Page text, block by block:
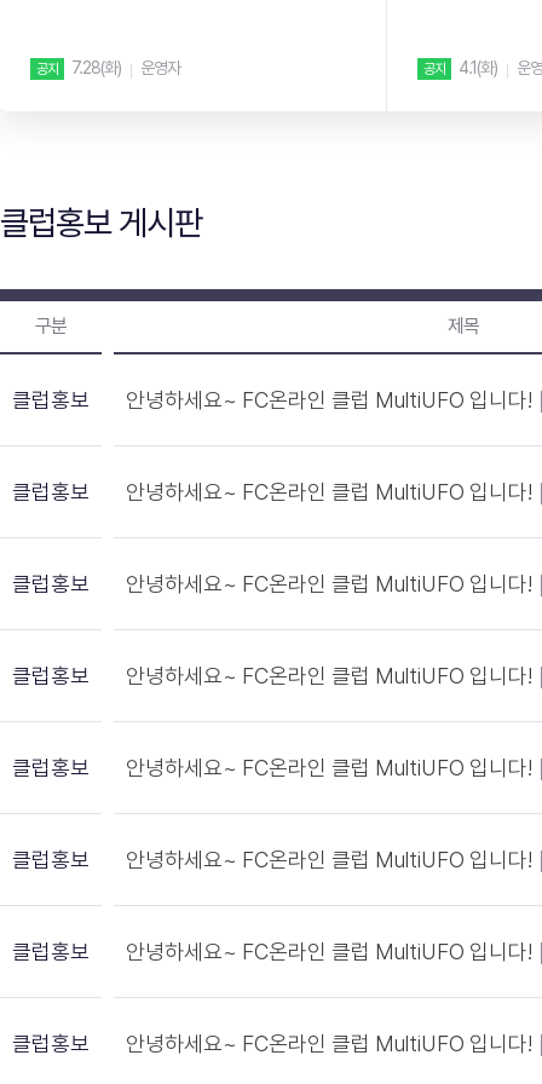
공지 7.28(화) 운영자 공지 4.1(화) 운
클럽홍보 게시판
구분 제목
클럽홍보 안녕하세요~ FC온라인 클럽 MultiUFO 입니다!
클럽홍보 안녕하세요~ FC온라인 클럽 MultiUFO 입니다!
클럽홍보 안녕하세요~ FC온라인 클럽 MultiUFO 입니다!
클럽홍보 안녕하세요~ FC온라인 클럽 MultiUFO 입니다!
클럽홍보 안녕하세요~ FC온라인 클럽 MultiUFO 입니다!
클럽홍보 안녕하세요~ FC온라인 클럽 MultiUFO 입니다!
클럽홍보 안녕하세요~ FC온라인 클럽 MultiUFO 입니다!
클럽홍보 안녕하세요~ FC온라인 클럽 MultiUFO 입니다!